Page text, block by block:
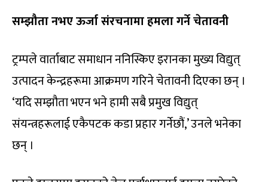
सम्झौता नभए ऊर्जा संरचनामा हमला गर्ने चेतावनी
ट्रम्पले वार्ताबाट समाधान ननिस्किए इरानका मुख्य विद्युत्
उत्पादन केन्द्रहरूमा आक्रमण गरिने चेतावनी दिएका छन् ।
‘यदि सम्झौता भएन भने हामी सबै प्रमुख विद्युत्
संयन्त्रहरूलाई एकैपटक कडा प्रहार गर्नेछौं,’ उनले भनेका
छन् ।